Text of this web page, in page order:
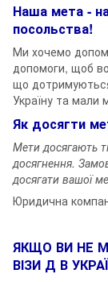
Наша мета -
посольства!
Ми хочемо
допомоги, щоб
що
Україну та мали
Як досягти
Мети досягають
досягнення.
досягати вашої
Юридична
ЯКЩО ВИ НЕ
ВІЗИ Д В